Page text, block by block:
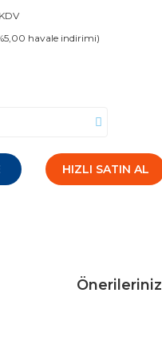
havale indirimi)
HIZLI SATIN AL
Önerileriniz